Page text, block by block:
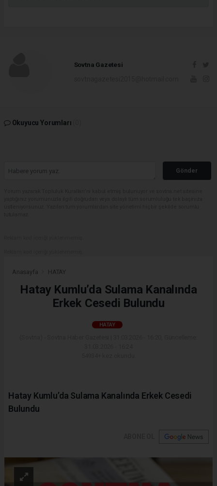
Sovtna Gazetesi
Okuyucu Yorumları
Gönder
Anasayfa HATAY
Hatay Kumlu’da Sulama Kanalında
Erkek Cesedi Bulundu
HATAY
Hatay Kumlu’da Sulama Kanalında Erkek Cesedi
Bulundu